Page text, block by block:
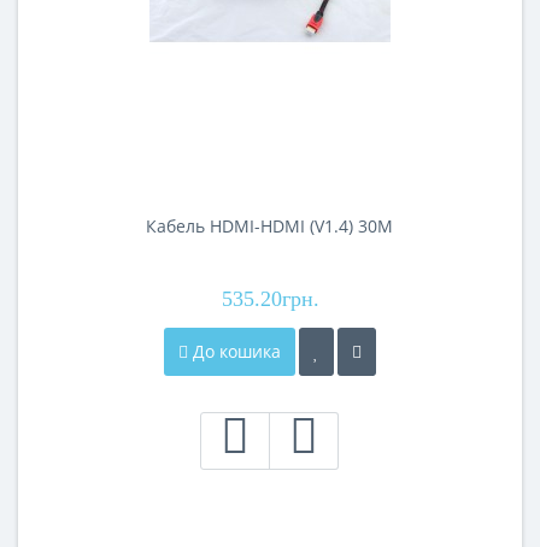
Кабель HDMI-HDMI (V1.4) 30M
535.20грн.
До кошика